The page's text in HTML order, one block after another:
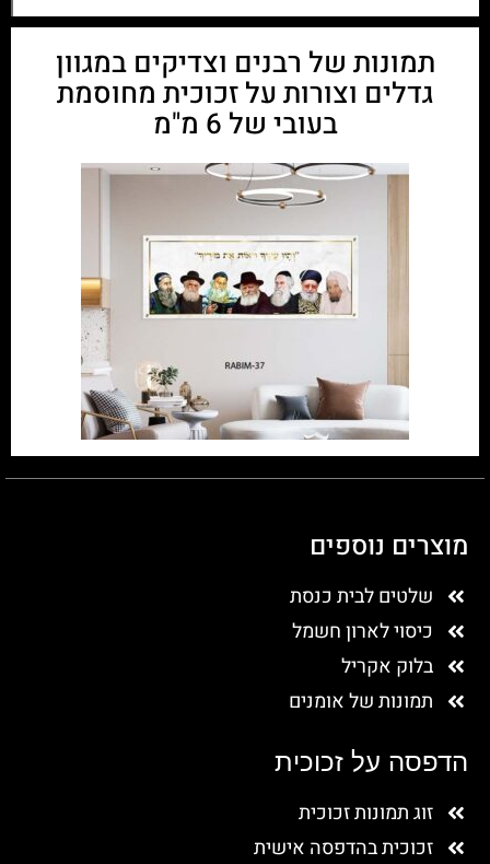
תמונות של רבנים וצדיקים במגוון
גדלים וצורות על זכוכית מחוסמת
בעובי של 6 מ"מ
הדפסה על זכוכית
זוג תמונות זכוכית
זכוכית בהדפסה אישית
מוצרים נוספים
שלטים לבית כנסת
כיסוי לארון חשמל
בלוק אקריל
תמונות של אומנים